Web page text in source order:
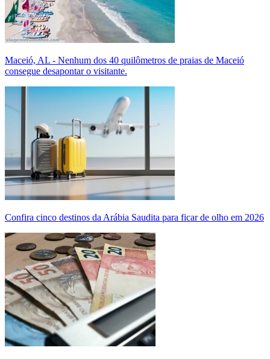
Maceió, AL - Nenhum dos 40 quilômetros de praias de Maceió
consegue desapontar o visitante.
Confira cinco destinos da Arábia Saudita para ficar de olho em 2026